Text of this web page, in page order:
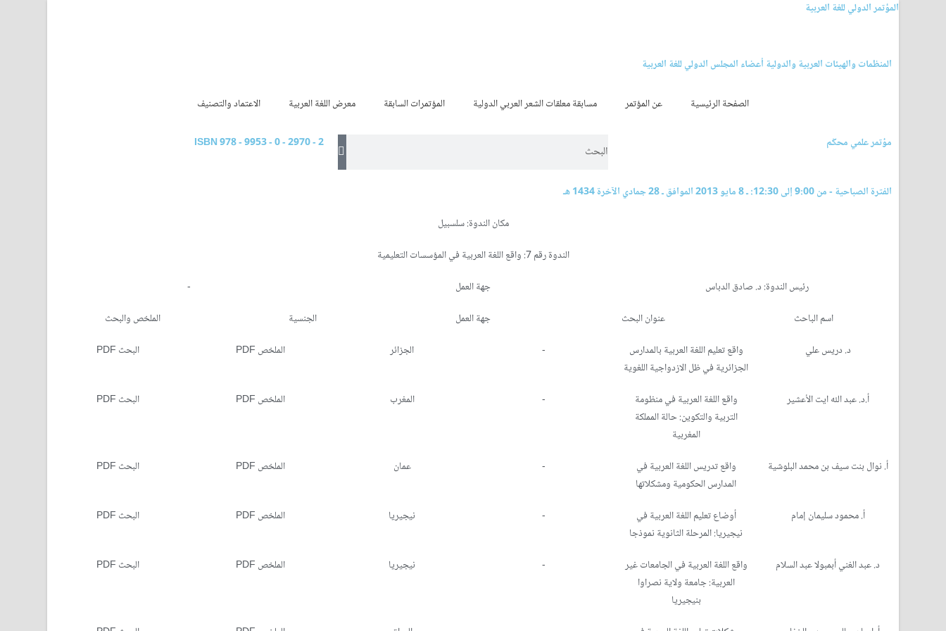
المؤتمر الدولي للغة العربية
المنظمات والهيئات العربية والدولية أعضاء المجلس الدولي للغة العربية
الصفحة الرئيسية عن المؤتمر مسابقة معلقات الشعر العربي الدولية المؤتمرات السابقة معرض اللغة العربية الاعتماد والتصنيف
مؤتمر علمي محكّم ISBN 978 - 9953 - 0 - 2970 - 2
الفترة الصباحية - من 9:00 إلى 12:30: ـ 8 مايو 2013 الموافق ـ 28 جمادي الآخرة 1434 هـ
مكان الندوة: سلسبيل
الندوة رقم 7: واقع اللغة العربية في المؤسسات التعليمية
رئيس الندوة: د. صادق الدباس
جهة العمل
-
اسم الباحث
عنوان البحث جهة العمل الجنسية
الملخص والبحث
د. دريس علي
واقع تعليم اللغة العربية بالمدارس
الجزائرية في ظل الازدواجية اللغوية
- الجزائر الملخص PDF البحث PDF
أ.د. عبد الله ايت الأعشير
واقع اللغة العربية في منظومة
التربية والتكوين: حالة المملكة
المغربية
- المغرب الملخص PDF البحث PDF
أ. نوال بنت سيف بن محمد البلوشية
واقع تدريس اللغة العربية في
المدارس الحكومية ومشكلاتها
- عمان الملخص PDF البحث PDF
أ. محمود سليمان إمام
أوضاع تعليم اللغة العربية في
نيجيريا: المرحلة الثانوية نموذجا
- نيجيريا الملخص PDF البحث PDF
د. عبد الغني أبمبولا عبد السلام
واقع اللغة العربية في الجامعات غير
العربية: جامعة ولاية نصراوا
بنيجيريا
- نيجيريا الملخص PDF البحث PDF